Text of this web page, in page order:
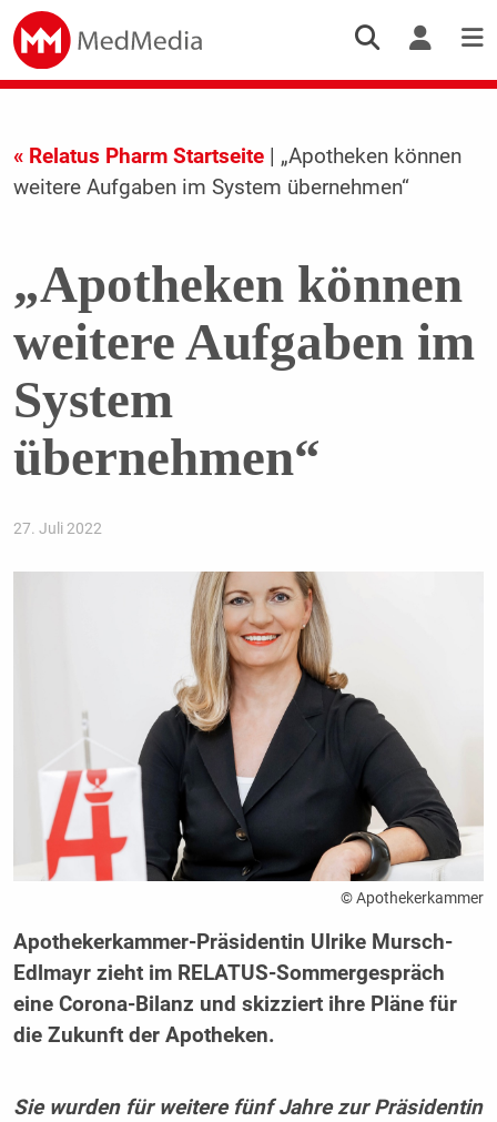
« Relatus Pharm Startseite| „Apotheken können
weitere Aufgaben im System übernehmen“
„Apotheken können
weitere Aufgaben im
System
übernehmen“
27. Juli 2022
© Apothekerkammer
Apothekerkammer-Präsidentin Ulrike Mursch-
Edlmayr zieht im RELATUS-Sommergespräch
eine Corona-Bilanz und skizziert ihre Pläne für
die Zukunft der Apotheken.
Sie wurden für weitere fünf Jahre zur Präsidentin